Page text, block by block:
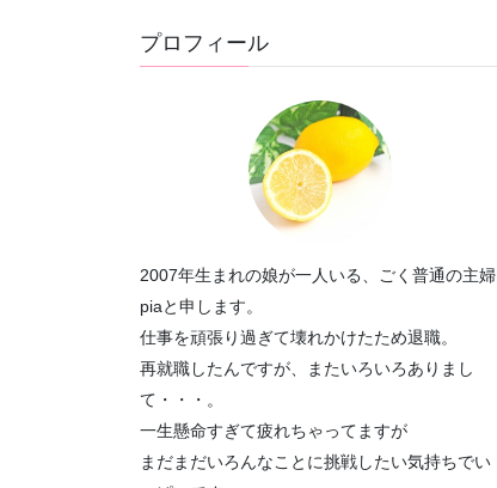
プロフィール
2007年生まれの娘が一人いる、ごく普通の主婦
piaと申します。
仕事を頑張り過ぎて壊れかけたため退職。
再就職したんですが、またいろいろありまし
て・・・。
一生懸命すぎて疲れちゃってますが
まだまだいろんなことに挑戦したい気持ちでい